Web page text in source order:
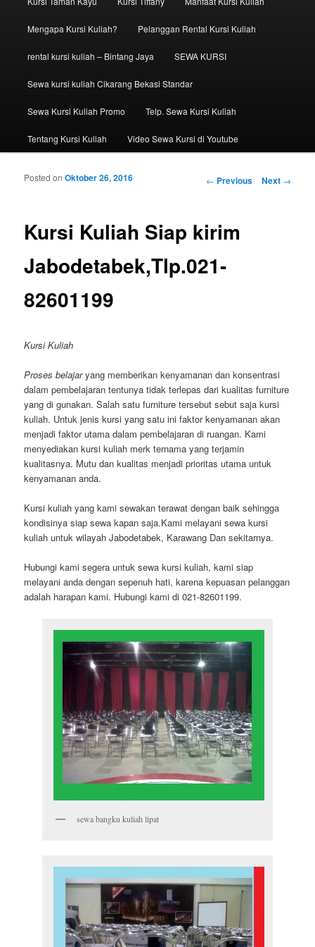
Mengapa Kursi Kuliah? Pelanggan Rental Kursi Kuliah
rental kursi kuliah – Bintang Jaya SEWA KURSI
Sewa kursi kuliah Cikarang Bekasi Standar
Sewa Kursi Kuliah Promo Telp. Sewa Kursi Kuliah
Tentang Kursi Kuliah Video Sewa Kursi di Youtube
Post navigation
← Previous Next →
Kursi Kuliah Siap kirim
Jabodetabek,Tlp.021-
82601199
Posted onOktober 26, 2016
Kursi Kuliah
Proses belajaryang memberikan kenyamanan dan konsentrasi
dalam pembelajaran tentunya tidak terlepas dari kualitas furniture
yang di gunakan. Salah satu furniture tersebut sebut saja kursi
kuliah. Untuk jenis kursi yang satu ini faktor kenyamanan akan
menjadi faktor utama dalam pembelajaran di ruangan. Kami
menyediakan kursi kuliah merk ternama yang terjamin
kualitasnya. Mutu dan kualitas menjadi prioritas utama untuk
kenyamanan anda.
Kursi kuliah yang kami sewakan terawat dengan baik sehingga
kondisinya siap sewa kapan saja.Kami melayani sewa kursi
kuliah untuk wilayah Jabodetabek, Karawang Dan sekitarnya.
Hubungi kami segera untuk sewa kursi kuliah, kami siap
melayani anda dengan sepenuh hati, karena kepuasan pelanggan
adalah harapan kami. Hubungi kami di 021-82601199.
sewa bangku kuliah lipat